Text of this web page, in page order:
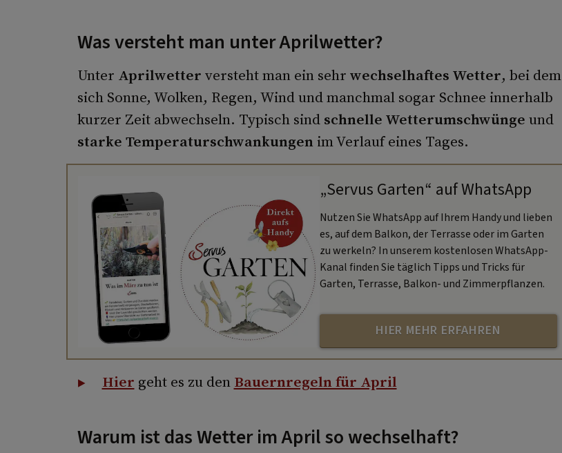
Was versteht man unter Aprilwetter?
Unter Aprilwetter versteht man ein sehr wechselhaftes Wetter, bei dem
sich Sonne, Wolken, Regen, Wind und manchmal sogar Schnee innerhalb
kurzer Zeit abwechseln. Typisch sind schnelle Wetterumschwünge und
starke Temperaturschwankungenim Verlauf eines Tages.
„Servus Garten“ auf WhatsApp
Nutzen Sie WhatsApp auf Ihrem Handy und lieben
es, auf dem Balkon, der Terrasse oder im Garten
zu werkeln? In unserem kostenlosen WhatsApp-
Kanal finden Sie täglich Tipps und Tricks für
Garten, Terrasse, Balkon- und Zimmerpflanzen.
HIER MEHR ERFAHREN
Hier geht es zu den Bauernregeln für April
Warum ist das Wetter im April so wechselhaft?